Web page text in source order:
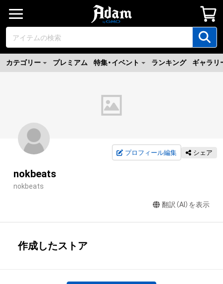
カテゴリー プレミアム 特集・イベント ランキング ギャラリ
プロフィール編集 シェア
nokbeats
nokbeats
翻訳（AI）を表示
作成したストア